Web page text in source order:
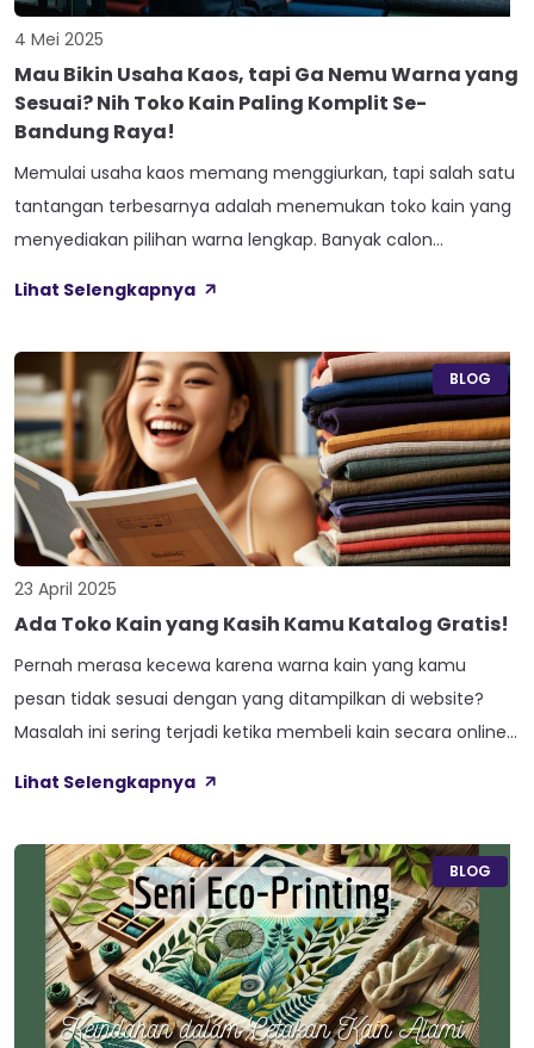
4 Mei 2025
Mau Bikin Usaha Kaos, tapi Ga Nemu Warna yang
Sesuai? Nih Toko Kain Paling Komplit Se-
Bandung Raya!
Memulai usaha kaos memang menggiurkan, tapi salah satu
tantangan terbesarnya adalah menemukan toko kain yang
menyediakan pilihan warna lengkap. Banyak calon
katun combed dengan warna yang sesuai dengan konsep
khawatir! Ada toko kain Bandung yang menawarkan koleksi
warna […]
Lihat Selengkapnya
BLOG
23 April 2025
Ada Toko Kain yang Kasih Kamu Katalog Gratis!
Pernah merasa kecewa karena warna kain yang kamu
pesan tidak sesuai dengan yang ditampilkan di website?
Masalah ini sering terjadi ketika membeli kain secara online.
layar, sehingga hasilnya tidak sesuai ekspektasi. Solusinya?
Tekstil, agar kamu bisa memastikan […]
Lihat Selengkapnya
BLOG